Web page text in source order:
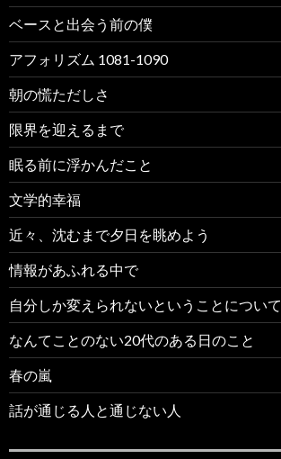
ベースと出会う前の僕
アフォリズム 1081-1090
朝の慌ただしさ
限界を迎えるまで
眠る前に浮かんだこと
文学的幸福
近々、沈むまで夕日を眺めよう
情報があふれる中で
自分しか変えられないということについて
なんてことのない20代のある日のこと
春の嵐
話が通じる人と通じない人